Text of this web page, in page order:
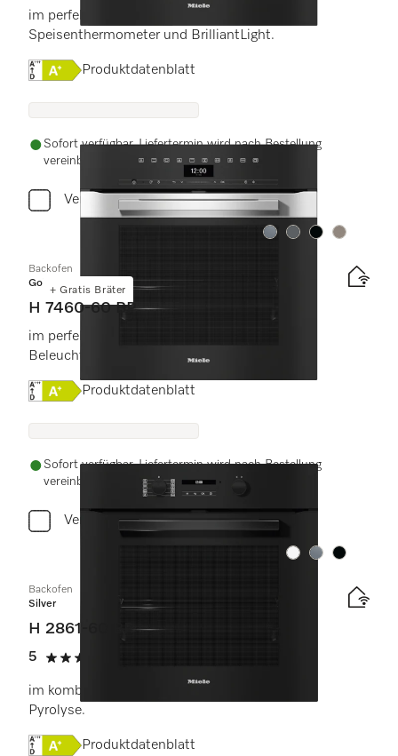
im perfekt kombinierbaren Design mit
Speisenthermometer und BrilliantLight.
Onlinelabel Image, Energielabel
Produktdatenblatt
Sofort verfügbar. Liefertermin wird nach Bestellung
vereinbart.
Vergleichen
+ Gratis Bräter
Farbe:Farbe:Farbe:Farbe:
Backofen
Gold
H 7460-60 BP
im perfekt kombinierbaren Design mit LED-
Beleuchtung und Pyrolyse.
Onlinelabel Image, Energielabel
Produktdatenblatt
Sofort verfügbar. Liefertermin wird nach Bestellung
vereinbart.
Vergleichen
Farbe:Farbe:Farbe:
Backofen
Silver
H 2861-60 BP
5
5 von 5 Sternen
im kombinierbaren Design mit Vernetzung und
Pyrolyse.
Onlinelabel Image, Energielabel
Produktdatenblatt